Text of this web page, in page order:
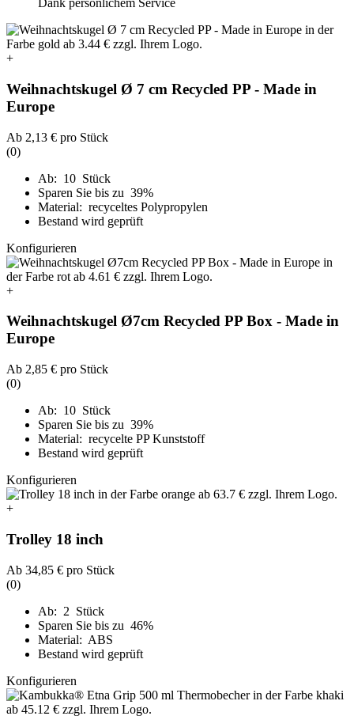
Dank persönlichem Service
+
Weihnachtskugel Ø 7 cm Recycled PP - Made in
Europe
Ab 2,13 € pro Stück
(0)
Ab: 10 Stück
Sparen Sie bis zu 39%
Material: recyceltes Polypropylen
Bestand wird geprüft
Konfigurieren
+
Weihnachtskugel Ø7cm Recycled PP Box - Made in
Europe
Ab 2,85 € pro Stück
(0)
Ab: 10 Stück
Sparen Sie bis zu 39%
Material: recycelte PP Kunststoff
Bestand wird geprüft
Konfigurieren
+
Trolley 18 inch
Ab 34,85 € pro Stück
(0)
Ab: 2 Stück
Sparen Sie bis zu 46%
Material: ABS
Bestand wird geprüft
Konfigurieren